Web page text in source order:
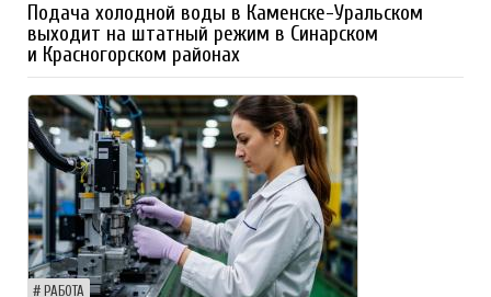
Подача холодной воды в Каменске-Уральском
выходит на штатный режим в Синарском
и Красногорском районах
РАБОТА